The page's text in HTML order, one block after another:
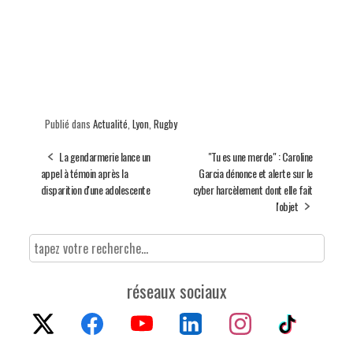
Publié dans Actualité, Lyon, Rugby
La gendarmerie lance un
appel à témoin après la
disparition d'une adolescente
"Tu es une merde" : Caroline
Garcia dénonce et alerte sur le
cyber harcèlement dont elle fait
l'objet
réseaux sociaux